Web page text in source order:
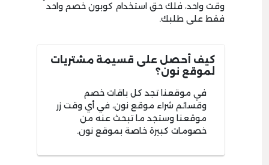
وقت واحد، فلك حق استخدام كوبون خصم واحد
فقط على طلبك.
كيف أحصل على قسيمة مشتريات
لموقع نون؟
في موقعنا تجد كل باقات خصم
وقسائم شراء موقع نون، في أي وقت زر
موقعنا وستجد ما تبحث عنه من
خصومات كبيرة خاصة بموقع نون.